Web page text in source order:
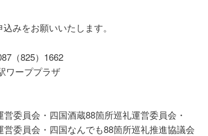
みをお願いいたします。
（825）1662
ワーププラザ
委員会・四国酒蔵88箇所巡礼運営委員会・
委員会・四国なんでも88箇所巡礼推進協議会